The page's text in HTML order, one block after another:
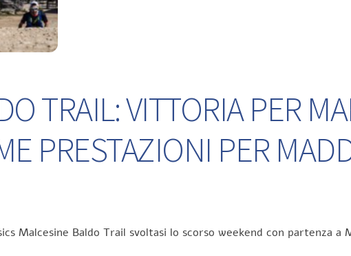
TRAIL: VITTORIA PER
PRESTAZIONI PER
Malcesine Baldo Trail svoltasi lo scorso weekend con partenza a